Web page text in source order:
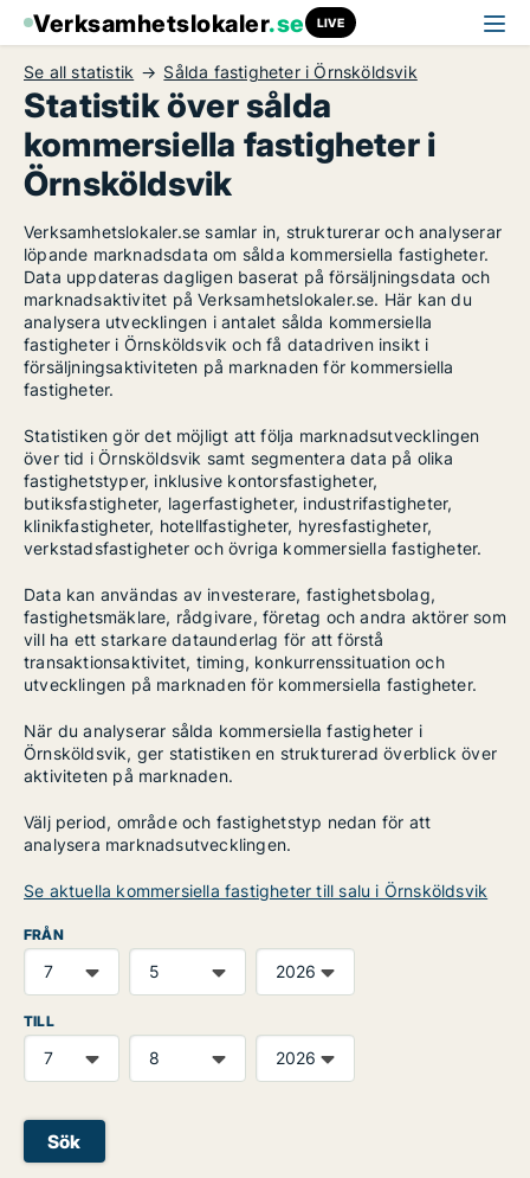
Verksamhetslokaler.se LIVE
Se all statistik Sålda fastigheter i Örnsköldsvik
Statistik över sålda
kommersiella fastigheter i
Örnsköldsvik
Verksamhetslokaler.se samlar in, strukturerar och analyserar
löpande marknadsdata om sålda kommersiella fastigheter.
Data uppdateras dagligen baserat på försäljningsdata och
marknadsaktivitet på Verksamhetslokaler.se. Här kan du
analysera utvecklingen i antalet sålda kommersiella
fastigheter i Örnsköldsvik och få datadriven insikt i
försäljningsaktiviteten på marknaden för kommersiella
fastigheter.
Statistiken gör det möjligt att följa marknadsutvecklingen
över tid i Örnsköldsvik samt segmentera data på olika
fastighetstyper, inklusive kontorsfastigheter,
butiksfastigheter, lagerfastigheter, industrifastigheter,
klinikfastigheter, hotellfastigheter, hyresfastigheter,
verkstadsfastigheter och övriga kommersiella fastigheter.
Data kan användas av investerare, fastighetsbolag,
fastighetsmäklare, rådgivare, företag och andra aktörer som
vill ha ett starkare dataunderlag för att förstå
transaktionsaktivitet, timing, konkurrenssituation och
utvecklingen på marknaden för kommersiella fastigheter.
När du analyserar sålda kommersiella fastigheter i
Örnsköldsvik, ger statistiken en strukturerad överblick över
aktiviteten på marknaden.
Välj period, område och fastighetstyp nedan för att
analysera marknadsutvecklingen.
Se aktuella kommersiella fastigheter till salu i Örnsköldsvik
FRÅN
TILL
Sök